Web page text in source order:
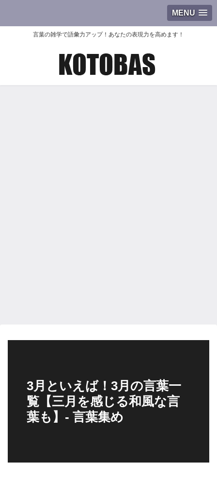
MENU
言葉の雑学で語彙力アップ！あなたの表現力を高めます！
3月といえば！3月の言葉一
覧【三月を感じる和風な言
葉も】- 言葉集め